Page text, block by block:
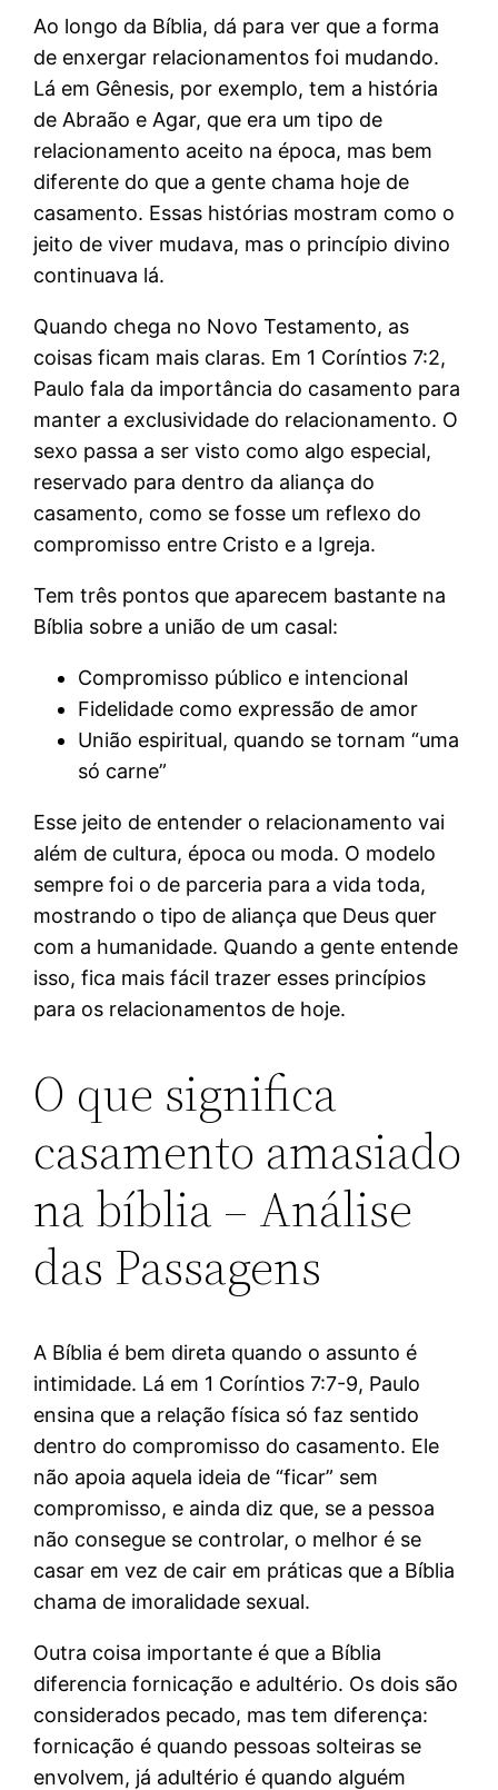
Ao longo da Bíblia, dá para ver que a forma
de enxergar relacionamentos foi mudando.
Lá em Gênesis, por exemplo, tem a história
de Abraão e Agar, que era um tipo de
relacionamento aceito na época, mas bem
diferente do que a gente chama hoje de
casamento. Essas histórias mostram como o
jeito de viver mudava, mas o princípio divino
continuava lá.
Quando chega no Novo Testamento, as
coisas ficam mais claras. Em 1 Coríntios 7:2,
Paulo fala da importância do casamento para
manter a exclusividade do relacionamento. O
sexo passa a ser visto como algo especial,
reservado para dentro da aliança do
casamento, como se fosse um reflexo do
compromisso entre Cristo e a Igreja.
Tem três pontos que aparecem bastante na
Bíblia sobre a união de um casal:
Compromisso público e intencional
Fidelidade como expressão de amor
União espiritual, quando se tornam “uma
só carne”
Esse jeito de entender o relacionamento vai
além de cultura, época ou moda. O modelo
sempre foi o de parceria para a vida toda,
mostrando o tipo de aliança que Deus quer
com a humanidade. Quando a gente entende
isso, fica mais fácil trazer esses princípios
para os relacionamentos de hoje.
O que significa
casamento amasiado
na bíblia – Análise
das Passagens
A Bíblia é bem direta quando o assunto é
intimidade. Lá em 1 Coríntios 7:7-9, Paulo
ensina que a relação física só faz sentido
dentro do compromisso do casamento. Ele
não apoia aquela ideia de “ficar” sem
compromisso, e ainda diz que, se a pessoa
não consegue se controlar, o melhor é se
casar em vez de cair em práticas que a Bíblia
chama de imoralidade sexual.
Outra coisa importante é que a Bíblia
diferencia fornicação e adultério. Os dois são
considerados pecado, mas tem diferença:
fornicação é quando pessoas solteiras se
envolvem, já adultério é quando alguém